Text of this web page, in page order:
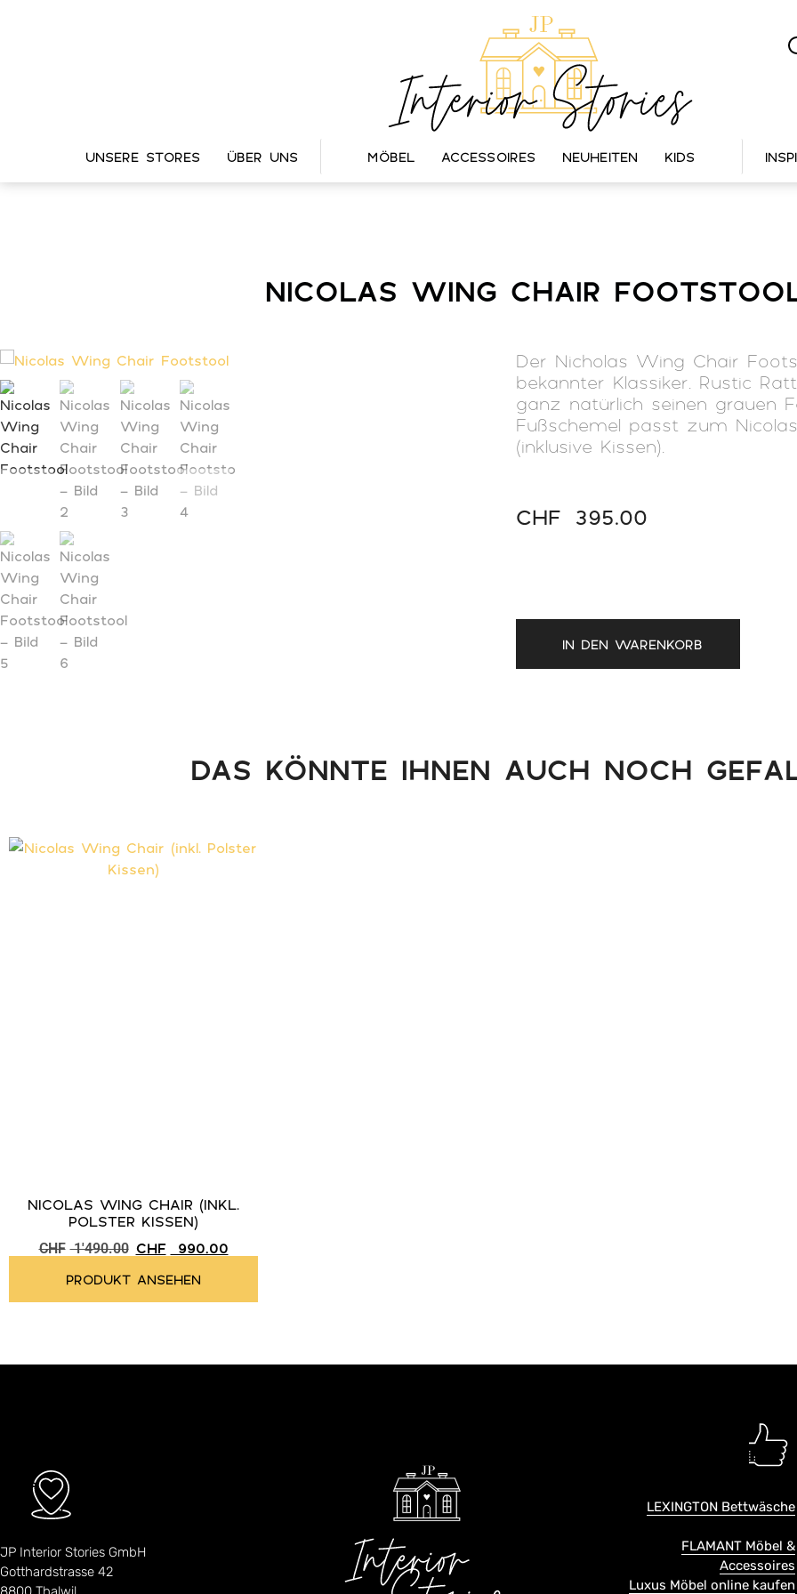
UNSERE STORES ÜBER UNS MÖBEL ACCESSOIRES NEUHEITEN KIDS
NICOLAS WING CHAIR
Der Nicholas Wing Chair
bekannter Klassiker. Rustic
ganz natürlich seinen grauen
Fußschemel passt zum
(inklusive Kissen).
CHF 395.00
IN DEN WARENKORB
DAS KÖNNTE IHNEN AUCH NOCH
NICOLAS WING CHAIR (INKL.
POLSTER KISSEN)
CHF 1'490.00 CHF 990.00
PRODUKT ANSEHEN
JP Interior Stories GmbH
Gotthardstrasse 42
LEXINGTON Bettwäsche
FLAMANT Möbel &
Accessoires
Luxus Möbel online kaufen